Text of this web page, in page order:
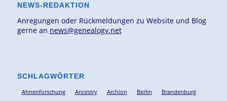
NEWS-REDAKTION
Anregungen oder Rückmeldungen zu Website und Blog
gerne an news@genealogy.net
SCHLAGWÖRTER
Ahnenforschung Ancestry Archion Berlin
Brandenburg